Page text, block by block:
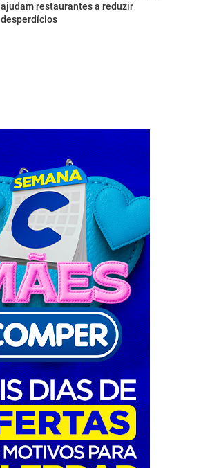
ajudam restaurantes a reduzir
desperdícios